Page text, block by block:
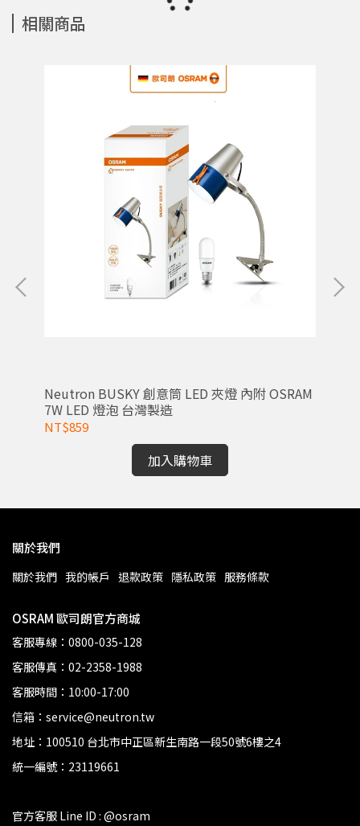
相關商品
Neutron BUSKY 創意筒 LED 夾燈 內附 OSRAM
7W LED 燈泡 台灣製造
NT$859
加入購物車
關於我們
關於我們 我的帳戶 退款政策 隱私政策 服務條款
OSRAM 歐司朗官方商城
客服專線：0800-035-128
客服傳真：02-2358-1988
客服時間：10:00-17:00
信箱：service@neutron.tw
地址：100510 台北市中正區新生南路一段50號6樓之4
統一編號：23119661
官方客服 Line ID : @osram